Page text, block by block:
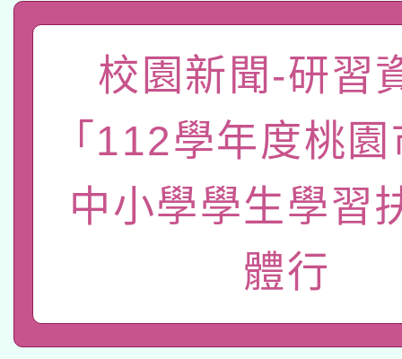
礎課程
A3數位素養講師名單
「數位內容與教學軟
pilot」
薪期間赴陸應申請許可
轉知經濟部水利署委託
業技術研究院辦理「
用水績優單位及節水達
115年8月22日(星期六
桃園市孔廟祈福系列
開 智慧啟航」
2026年桃園地景藝術
本校115學年度第2次
招甄選結果公告(無人
適應運動共學行動站研
校園新聞-研習
「112學年度桃
中小學學生學習
體行